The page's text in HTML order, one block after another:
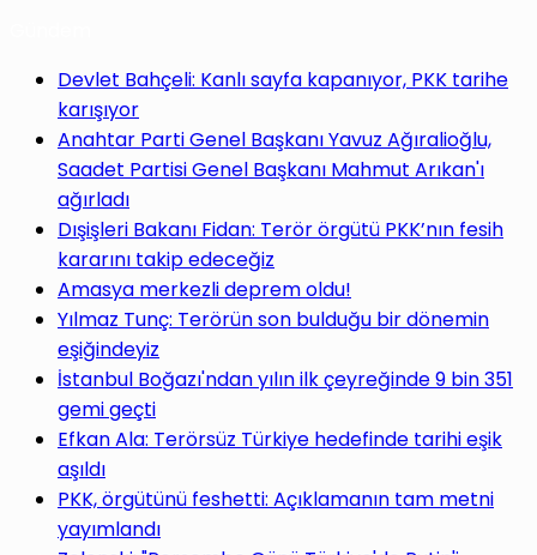
Devlet Bahçeli: Kanlı sayfa kapanıyor, PKK tarihe
karışıyor
Anahtar Parti Genel Başkanı Yavuz Ağıralioğlu,
Saadet Partisi Genel Başkanı Mahmut Arıkan'ı
ağırladı
Dışişleri Bakanı Fidan: Terör örgütü PKK’nın fesih
kararını takip edeceğiz
Amasya merkezli deprem oldu!
Yılmaz Tunç: Terörün son bulduğu bir dönemin
eşiğindeyiz
İstanbul Boğazı'ndan yılın ilk çeyreğinde 9 bin 351
gemi geçti
Efkan Ala: Terörsüz Türkiye hedefinde tarihi eşik
aşıldı
PKK, örgütünü feshetti: Açıklamanın tam metni
yayımlandı